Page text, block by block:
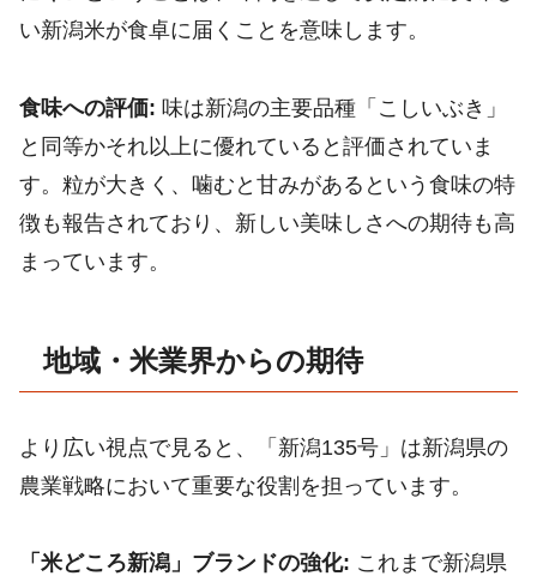
い新潟米が食卓に届くことを意味します。
食味への評価: 味は新潟の主要品種「こしいぶき」
と同等かそれ以上に優れていると評価されていま
す。粒が大きく、噛むと甘みがあるという食味の特
徴も報告されており、新しい美味しさへの期待も高
まっています。
地域・米業界からの期待
より広い視点で見ると、「新潟135号」は新潟県の
農業戦略において重要な役割を担っています。
「米どころ新潟」ブランドの強化: これまで新潟県